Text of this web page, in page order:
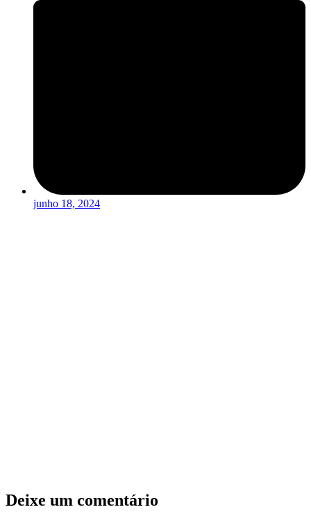
junho 18, 2024
Deixe um comentário